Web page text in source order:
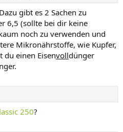
gibt es 2 Sachen zu
6,5 (sollte bei dir keine
noch zu verwenden und
Mikronährstoffe, wie Kupfer,
du einen Eisenvolldünger
250?